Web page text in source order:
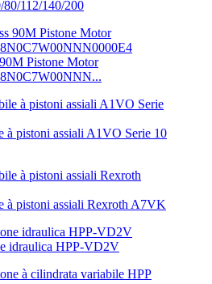
112/140/200
Pistone Motor
à pistoni assiali A1VO Serie 10
à pistoni assiali Rexroth A7VK
idraulica HPP-VD2V